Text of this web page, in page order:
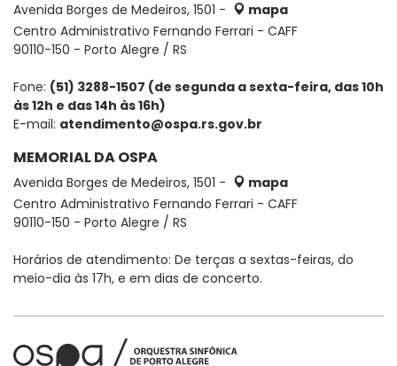
Avenida Borges de Medeiros, 1501 -
mapa
Centro Administrativo Fernando Ferrari - CAFF
90110-150 - Porto Alegre / RS
Fone: (51) 3288-1507 (de segunda a sexta-feira, das 10h
às 12h e das 14h às 16h)
E-mail: atendimento@ospa.rs.gov.br
MEMORIAL DA OSPA
Avenida Borges de Medeiros, 1501 -
mapa
Centro Administrativo Fernando Ferrari - CAFF
90110-150 - Porto Alegre / RS
Horários de atendimento: De terças a sextas-feiras, do
meio-dia às 17h, e em dias de concerto.